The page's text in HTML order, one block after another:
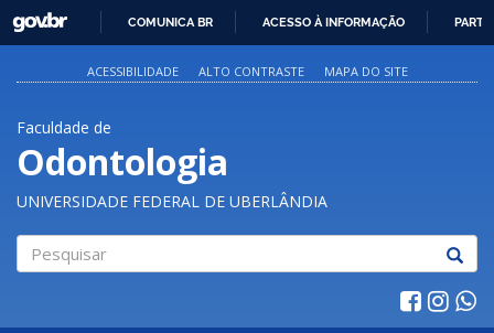
PARA
O
GOVBR
COMUNICA BR ACESSO À INFORMAÇÃO
ACESSIBILIDADE ALTO CONTRASTE MAPA DO SITE
Faculdade de
Odontologia
UNIVERSIDADE FEDERAL DE UBERLÂNDIA